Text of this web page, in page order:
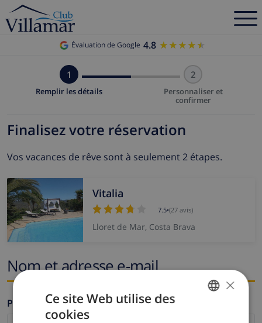
Évaluation de Google 4.8 ★★★★★
★★★★★
1
Remplir les détails
2
Personnaliser et
confirmer
Finalisez votre réservation
Vos vacances de rêve sont à seulement 2 étapes.
Vitalia
7.5•(27 avis)
Lloret de Mar, Costa Brava
Nom et adresse e-mail
Prénom *
×
Ce site Web utilise des
cookies